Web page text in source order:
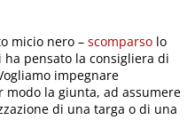
micio nero –scomparso lo
ha pensato la consigliera di
impegnare
modo la giunta, ad assumere
di una targa o di una